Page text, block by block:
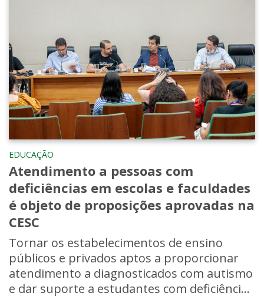
EDUCAÇÃO
Atendimento a pessoas com
deficiências em escolas e faculdades
é objeto de proposições aprovadas na
CESC
Tornar os estabelecimentos de ensino
públicos e privados aptos a proporcionar
atendimento a diagnosticados com autismo
e dar suporte a estudantes com deficiênci...